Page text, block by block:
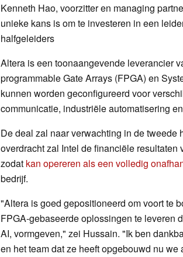
Kenneth Hao, voorzitter en managing
unieke kans is om te investeren in een
halfgeleiders
Altera is een toonaangevende leverancier
programmable Gate Arrays (FPGA) en
kunnen worden geconfigureerd voor
communicatie, industriële automatisering
De deal zal naar verwachting in de
overdracht zal Intel de financiële
zodat kan opereren als een volledig
bedrijf.
"Altera is goed gepositioneerd om voort te
FPGA-gebaseerde oplossingen te leveren
AI, vormgeven," zei Hussain. "Ik ben
en het team dat ze heeft opgebouwd nu